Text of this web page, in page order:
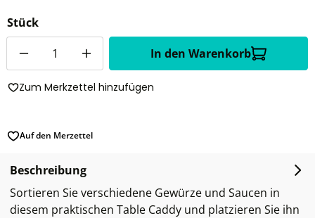
Stück
In den Warenkorb
Zum Merkzettel hinzufügen
Auf den Merzettel
Beschreibung
Sortieren Sie verschiedene Gewürze und Saucen in
diesem praktischen Table Caddy und platzieren Sie ihn